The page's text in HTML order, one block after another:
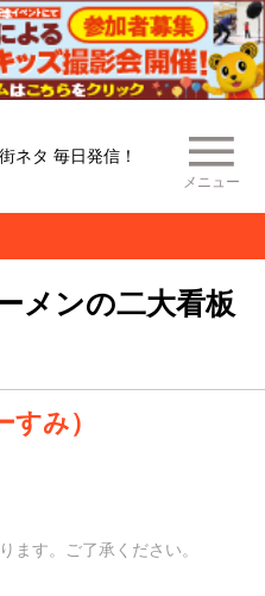
ネタ 毎日発信！
メニュー
メンの二大看板
み）
ます。ご了承ください。